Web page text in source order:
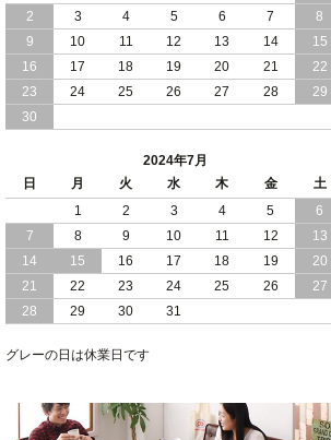
2024/04/23
すのこ の 床板 簡単 軽い コンパクトな
大容量 収納 跳ね上げ式 ベッド
2024/03/28
おすすめ クイーン キング ワイドキング
サイズ で 通気性ある すのこ仕様 大容
畳 仕様 で 敷き布団 が使える 引き出し
収納 付き 大容量 チェスト ベッド 日本
製 ヘッドボードなし
2024/02/23
畳 の 床面 で 敷き布団 で 寝られる 引き
出し 収納庫 付 大容量 チェスト ベッド
日本製
し 収納庫 付き チェスト ベッド 日本製
2
3 4 5 6 7
8
9
10 11 12 13 14
15
16
17 18 19 20 21
22
23
24 25 26 27 28
29
30
2024年7月
日
月 火 水 木 金
土
1
2 3 4 5
6
7
8 9 10 11 12
13
14
15 16 17 18 19
20
21
22 23 24 25 26
27
28
29 30 31
グレーの日は休業日です